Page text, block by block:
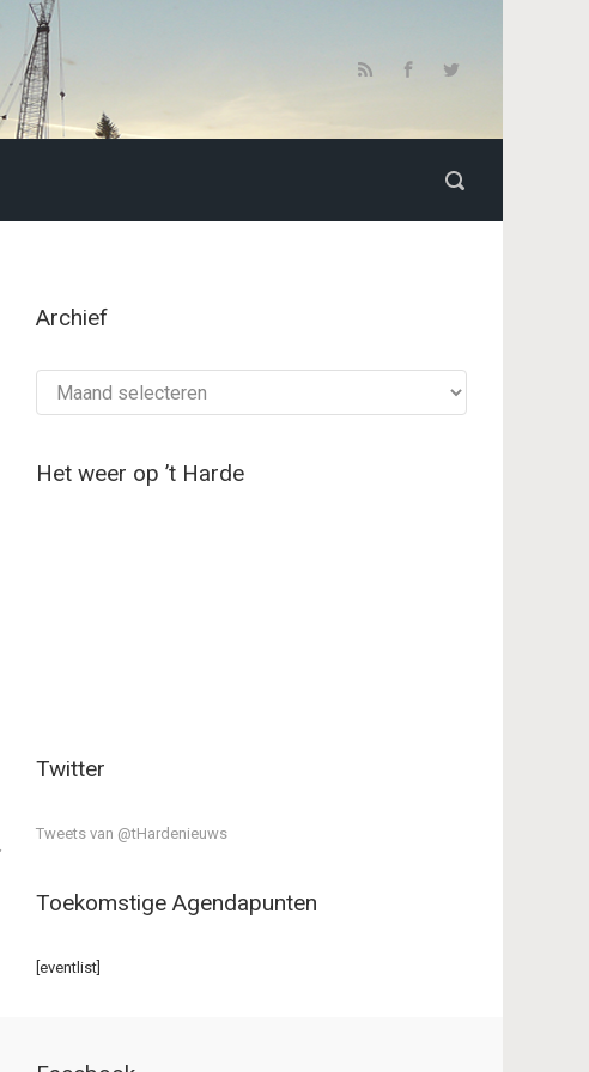
Archief
Het weer op ’t Harde
Twitter
Tweets van @tHardenieuws
Toekomstige Agendapunten
[eventlist]